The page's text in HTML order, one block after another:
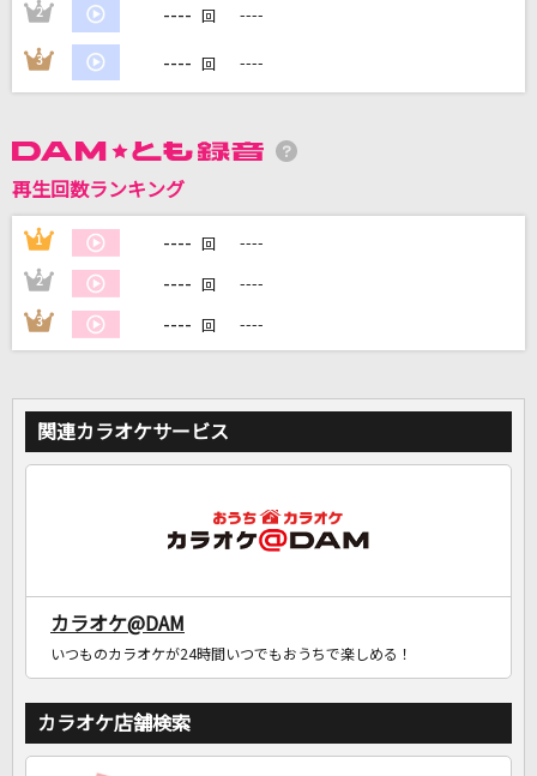
DAMに会員登録・ログインして
2 ---- 回 ----
3 ---- 回 ----
再生回数ランキング
1 ---- 回 ----
2 ---- 回 ----
3 ---- 回 ----
関連カラオケサービス
カラオケ@DAM
いつものカラオケが24時間いつでもおうちで楽しめる！
カラオケ店舗検索